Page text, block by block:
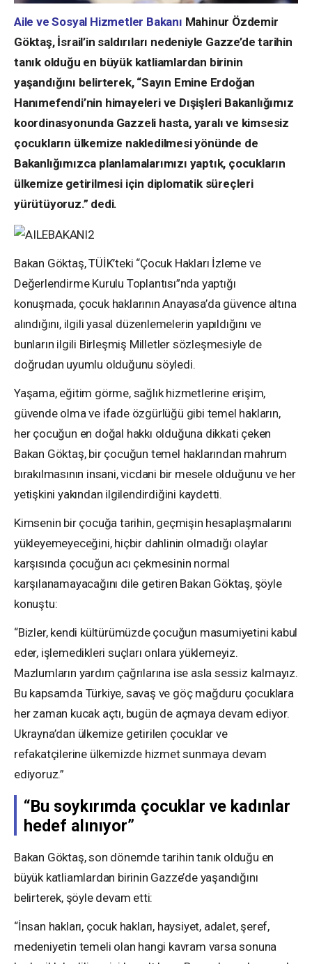
Aile ve Sosyal Hizmetler Bakanı Mahinur Özdemir
Göktaş, İsrail’in saldırıları nedeniyle Gazze’de tarihin
tanık olduğu en büyük katliamlardan birinin
yaşandığını belirterek, “Sayın Emine Erdoğan
Hanımefendi’nin himayeleri ve Dışişleri Bakanlığımız
koordinasyonunda Gazzeli hasta, yaralı ve kimsesiz
çocukların ülkemize nakledilmesi yönünde de
Bakanlığımızca planlamalarımızı yaptık, çocukların
ülkemize getirilmesi için diplomatik süreçleri
yürütüyoruz.” dedi.
Bakan Göktaş, TÜİK’teki “Çocuk Hakları İzleme ve
Değerlendirme Kurulu Toplantısı”nda yaptığı
konuşmada, çocuk haklarının Anayasa’da güvence altına
alındığını, ilgili yasal düzenlemelerin yapıldığını ve
bunların ilgili Birleşmiş Milletler sözleşmesiyle de
doğrudan uyumlu olduğunu söyledi.
Yaşama, eğitim görme, sağlık hizmetlerine erişim,
güvende olma ve ifade özgürlüğü gibi temel hakların,
her çocuğun en doğal hakkı olduğuna dikkati çeken
Bakan Göktaş, bir çocuğun temel haklarından mahrum
bırakılmasının insani, vicdani bir mesele olduğunu ve her
yetişkini yakından ilgilendirdiğini kaydetti.
Kimsenin bir çocuğa tarihin, geçmişin hesaplaşmalarını
yükleyemeyeceğini, hiçbir dahlinin olmadığı olaylar
karşısında çocuğun acı çekmesinin normal
karşılanamayacağını dile getiren Bakan Göktaş, şöyle
konuştu:
“Bizler, kendi kültürümüzde çocuğun masumiyetini kabul
eder, işlemedikleri suçları onlara yüklemeyiz.
Mazlumların yardım çağrılarına ise asla sessiz kalmayız.
Bu kapsamda Türkiye, savaş ve göç mağduru çocuklara
her zaman kucak açtı, bugün de açmaya devam ediyor.
Ukrayna’dan ülkemize getirilen çocuklar ve
refakatçilerine ülkemizde hizmet sunmaya devam
ediyoruz.”
“Bu soykırımda çocuklar ve kadınlar
hedef alınıyor”
Bakan Göktaş, son dönemde tarihin tanık olduğu en
büyük katliamlardan birinin Gazze’de yaşandığını
belirterek, şöyle devam etti:
“İnsan hakları, çocuk hakları, haysiyet, adalet, şeref,
medeniyetin temeli olan hangi kavram varsa sonuna